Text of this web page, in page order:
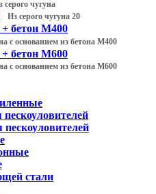
серого чугуна
Из серого чугуна 20
бетон М400
с основанием из бетона М400
бетон М600
с основанием из бетона М600
стали